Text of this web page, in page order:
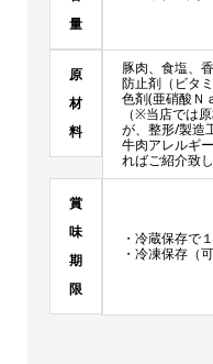
量
原
材
料
豚肉、食塩、
防止剤（ビタ
色剤(亜硝酸Ｎ
（※当店では
が、整形/製造
牛肉アレルギ
ればご紹介致
賞
味
期
限
・冷蔵保存で
・冷凍保存（可